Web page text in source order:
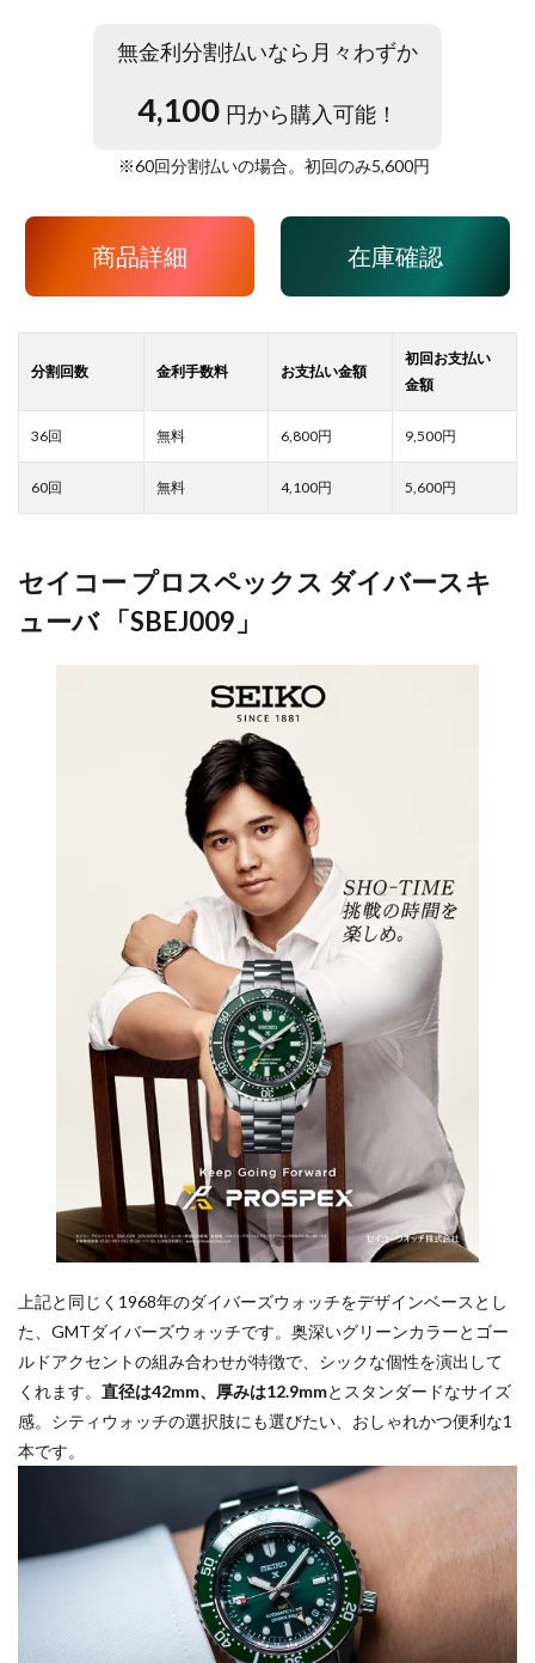
無金利分割払いなら月々わずか
4,100 円から購入可能！
※60回分割払いの場合。初回のみ5,600円
商品詳細 在庫確認
6,800 9,500
4,100 5,600
セイコー プロスペックス ダイバースキ
ューバ 「SBEJ009」
上記と同じく1968年のダイバーズウォッチをデザインベースとし
た、GMTダイバーズウォッチです。奥深いグリーンカラーとゴー
ルドアクセントの組み合わせが特徴で、シックな個性を演出して
くれます。 直径は42mm、厚みは12.9mmとスタンダードなサイズ
感。シティウォッチの選択肢にも選びたい、おしゃれかつ便利な1
本です。